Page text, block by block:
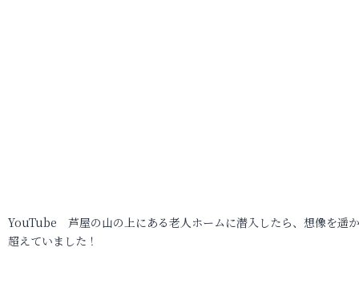
YouTube 芦屋の山の上にある老人ホームに潜入したら、想像を遥
超えていました！